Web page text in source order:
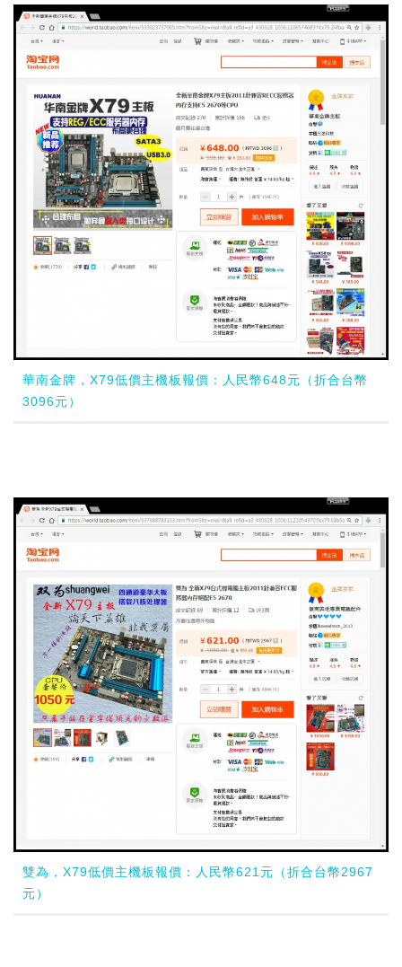
華南金牌，X79低價主機板報價：人民幣648元（折合台幣
3096元）
雙為，X79低價主機板報價：人民幣621元（折合台幣2967
元）